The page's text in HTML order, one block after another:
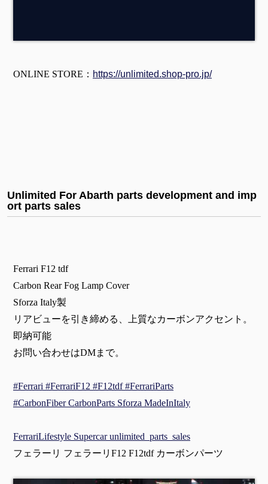
ONLINE STORE： https://unlimited.shop-pro.jp/
Unlimited For Abarth parts development and imp
ort parts sales
Ferrari F12 tdf
Carbon Rear Fog Lamp Cover
Sforza Italy製
リアビューを引き締める、上質なカーボンアクセント。
即納可能
お問い合わせはDMまで。
#Ferrari #FerrariF12 #F12tdf #FerrariParts
#CarbonFiber CarbonParts Sforza MadeInItaly
FerrariLifestyle Supercar unlimited_parts_sales
フェラーリ フェラーリF12 F12tdf カーボンパーツ